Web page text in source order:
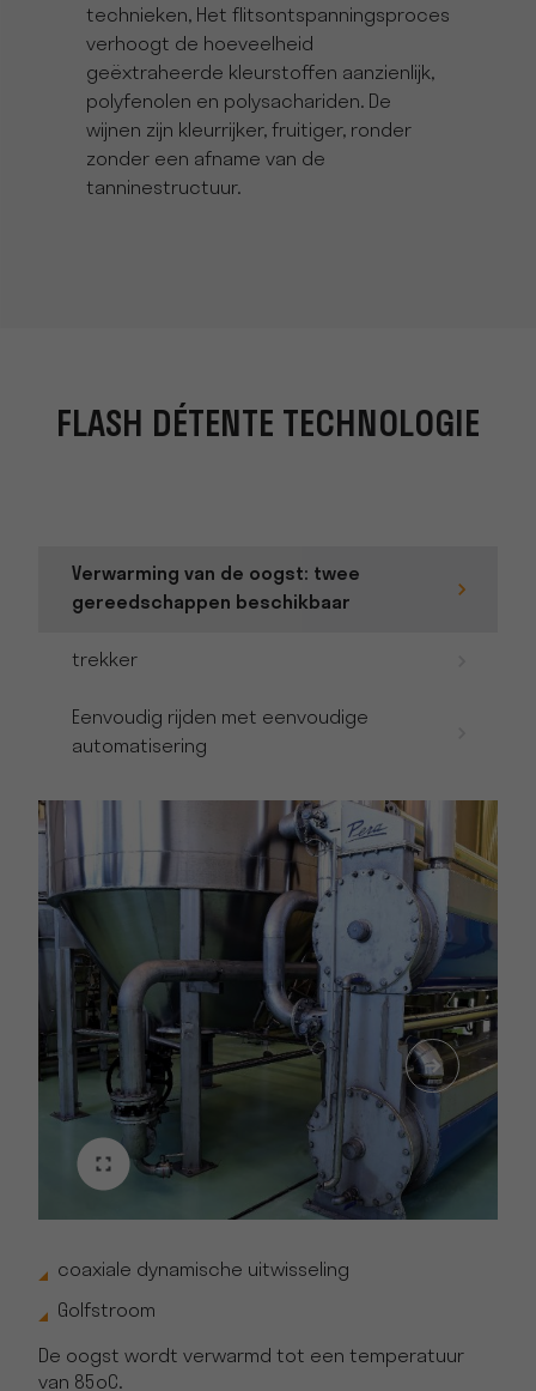
technieken, Het flitsontspanningsproces
verhoogt de hoeveelheid
geëxtraheerde kleurstoffen aanzienlijk,
polyfenolen en polysachariden. De
wijnen zijn kleurrijker, fruitiger, ronder
zonder een afname van de
tanninestructuur.
FLASH DÉTENTE TECHNOLOGIE
Verwarming van de oogst: twee
gereedschappen beschikbaar
trekker
Eenvoudig rijden met eenvoudige
automatisering
coaxiale dynamische uitwisseling
Golfstroom
De oogst wordt verwarmd tot een temperatuur
van 85oC.